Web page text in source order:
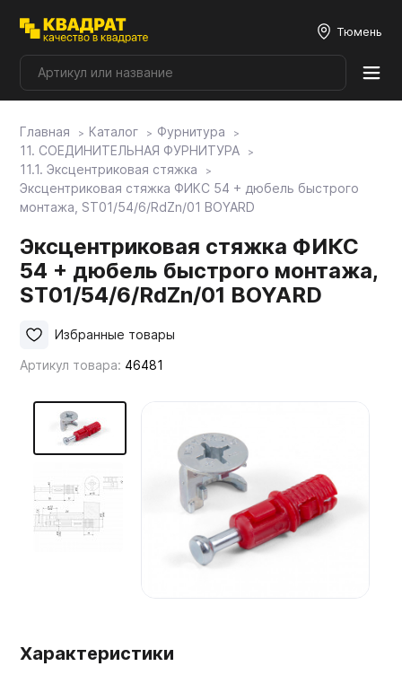
Тюмень
Плитные материалы
Фурнитура
Столешницы
Мой ЭГГЕР
Фасады
Мебельные образцы, каталоги
Главная Каталог
Фурнитура
11. СОЕДИНИТЕЛЬНАЯ ФУРНИТУРА
11.1. Эксцентриковая стяжка
Эксцентриковая стяжка ФИКС 54 + дюбель быстрого
монтажа, ST01/54/6/RdZn/01 BOYARD
Эксцентриковая стяжка ФИКС
54 + дюбель быстрого монтажа,
ST01/54/6/RdZn/01 BOYARD
Артикул товара: 46481
Избранные товары
Характеристики